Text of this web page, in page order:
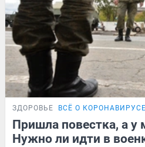
ЗДОРОВЬЕ ВСЁ О КОРОНАВИРУСЕ
Пришла повестка, а у
Нужно ли идти в